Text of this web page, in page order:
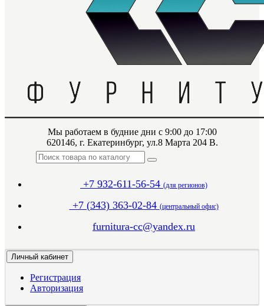
Мы работаем в будние дни с 9:00 до 17:00
620146, г. Екатеринбург, ул.8 Марта 204 В.
+7 932-611-56-54 (для регионов)
+7 (343) 363-02-84 (центральный офис)
furnitura-cc@yandex.ru
Личный кабинет
Регистрация
Авторизация